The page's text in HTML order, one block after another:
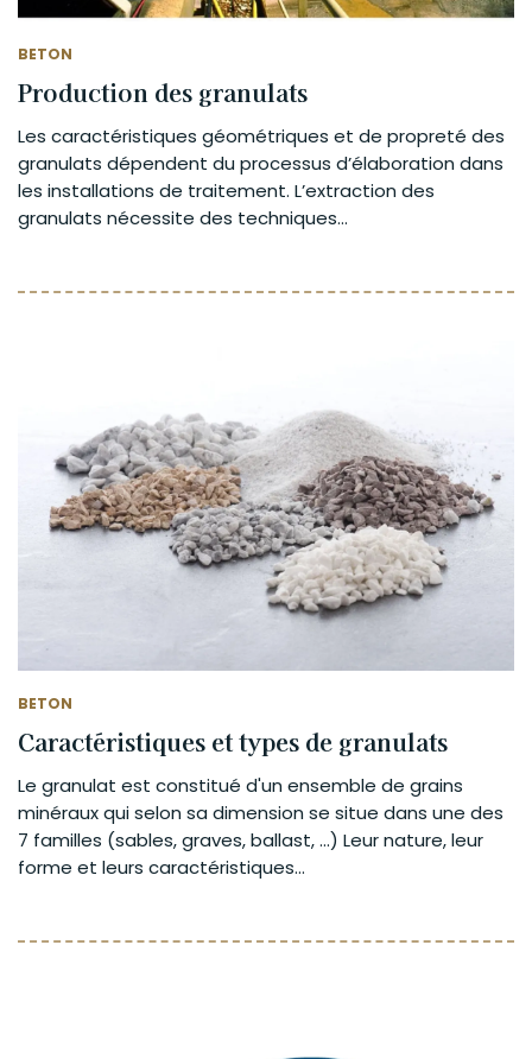
BETON
Production des granulats
Les caractéristiques géométriques et de propreté des
granulats dépendent du processus d’élaboration dans
les installations de traitement. L’extraction des
granulats nécessite des techniques...
BETON
Caractéristiques et types de granulats
Le granulat est constitué d'un ensemble de grains
minéraux qui selon sa dimension se situe dans une des
7 familles (sables, graves, ballast, ...) Leur nature, leur
forme et leurs caractéristiques...